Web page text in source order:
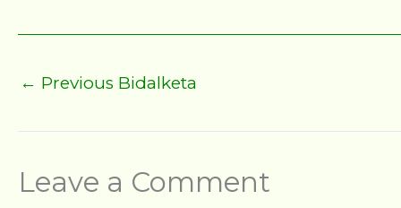
← Previous Bidalketa
Leave a Comment